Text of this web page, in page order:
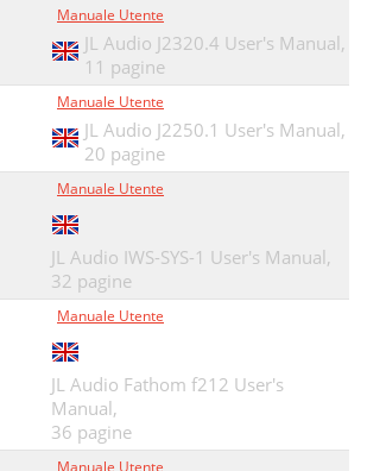
Manuale Utente
JL Audio J2320.4 User's Manual,
11 pagine
Manuale Utente
JL Audio J2250.1 User's Manual,
20 pagine
Manuale Utente
JL Audio IWS-SYS-1 User's Manual,
32 pagine
Manuale Utente
JL Audio Fathom f212 User's
Manual,
36 pagine
Manuale Utente